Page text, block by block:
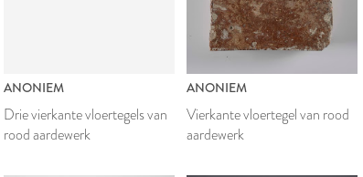
ANONIEM
Drie vierkante vloertegels van
rood aardewerk
ANONIEM
Vierkante vloertegel van rood
aardewerk